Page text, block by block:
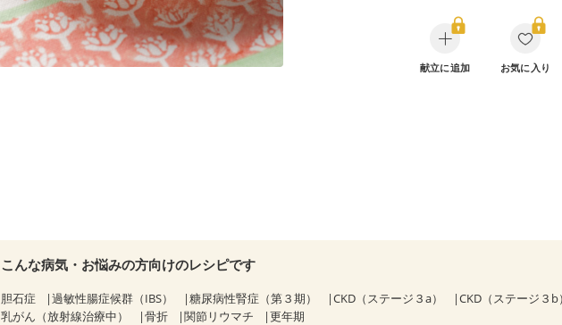
献立に追加 お気に入り
こんな病気・お悩みの方向けのレシピです
胆石症 過敏性腸症候群（IBS） 糖尿病性腎症（第３期） CKD（ステージ３a） CKD（ステージ３b
乳がん（放射線治療中）
骨折 関節リウマチ 更年期